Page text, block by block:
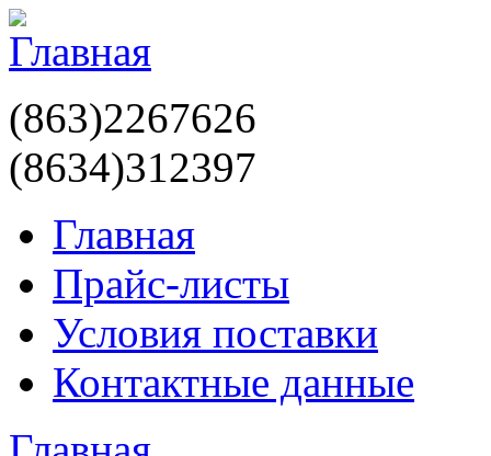
(863)2267626
(8634)312397
Главная
Прайс-листы
Условия поставки
Контактные данные